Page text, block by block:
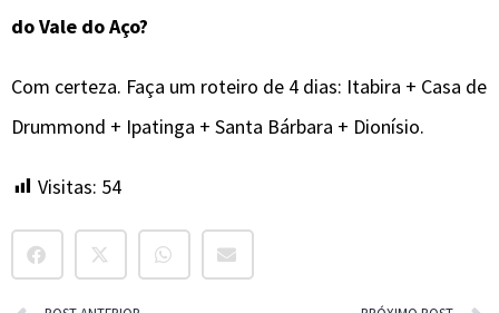
do Vale do Aço?
Com certeza. Faça um roteiro de 4 dias: Itabira + Casa de
Drummond + Ipatinga + Santa Bárbara + Dionísio.
Visitas: 54